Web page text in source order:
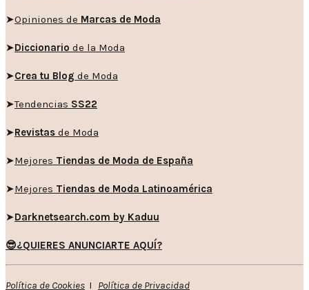
➤Opiniones de Marcas de Moda
➤Diccionario de la Moda
➤Crea tu Blog de Moda
➤Tendencias SS22
➤Revistas de Moda
➤Mejores Tiendas de Moda de España
➤Mejores Tiendas de Moda Latinoamérica
➤Darknetsearch.com by Kaduu
😎¿QUIERES ANUNCIARTE AQUÍ?
Política de Cookies I Política de Privacidad